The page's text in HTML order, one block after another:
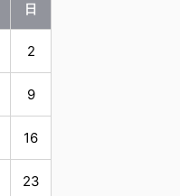
日
2
9
16
23